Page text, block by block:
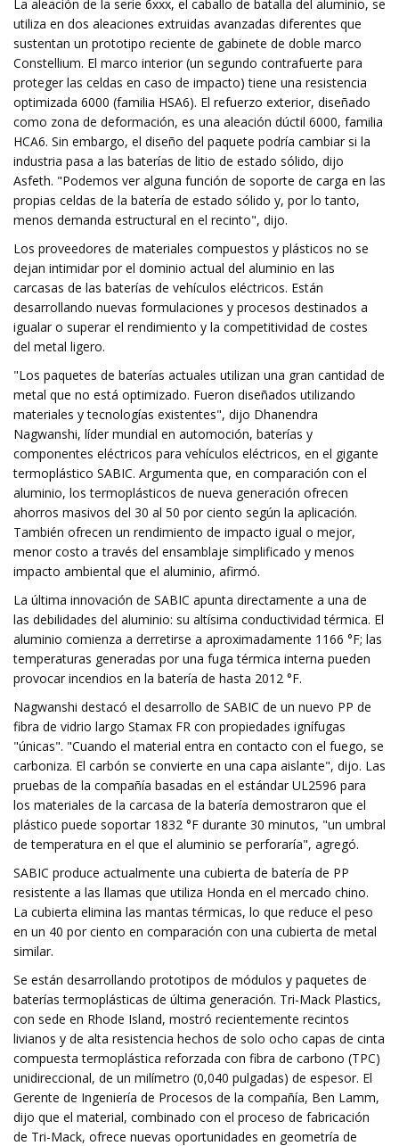
La aleación de la serie 6xxx, el caballo de batalla del aluminio, se
utiliza en dos aleaciones extruidas avanzadas diferentes que
sustentan un prototipo reciente de gabinete de doble marco
Constellium. El marco interior (un segundo contrafuerte para
proteger las celdas en caso de impacto) tiene una resistencia
optimizada 6000 (familia HSA6). El refuerzo exterior, diseñado
como zona de deformación, es una aleación dúctil 6000, familia
HCA6. Sin embargo, el diseño del paquete podría cambiar si la
industria pasa a las baterías de litio de estado sólido, dijo
Asfeth. "Podemos ver alguna función de soporte de carga en las
propias celdas de la batería de estado sólido y, por lo tanto,
menos demanda estructural en el recinto", dijo.
Los proveedores de materiales compuestos y plásticos no se
dejan intimidar por el dominio actual del aluminio en las
carcasas de las baterías de vehículos eléctricos. Están
desarrollando nuevas formulaciones y procesos destinados a
igualar o superar el rendimiento y la competitividad de costes
del metal ligero.
"Los paquetes de baterías actuales utilizan una gran cantidad de
metal que no está optimizado. Fueron diseñados utilizando
materiales y tecnologías existentes", dijo Dhanendra
Nagwanshi, líder mundial en automoción, baterías y
componentes eléctricos para vehículos eléctricos, en el gigante
termoplástico SABIC. Argumenta que, en comparación con el
aluminio, los termoplásticos de nueva generación ofrecen
ahorros masivos del 30 al 50 por ciento según la aplicación.
También ofrecen un rendimiento de impacto igual o mejor,
menor costo a través del ensamblaje simplificado y menos
impacto ambiental que el aluminio, afirmó.
La última innovación de SABIC apunta directamente a una de
las debilidades del aluminio: su altísima conductividad térmica. El
aluminio comienza a derretirse a aproximadamente 1166 °F; las
temperaturas generadas por una fuga térmica interna pueden
provocar incendios en la batería de hasta 2012 °F.
Nagwanshi destacó el desarrollo de SABIC de un nuevo PP de
fibra de vidrio largo Stamax FR con propiedades ignífugas
"únicas". "Cuando el material entra en contacto con el fuego, se
carboniza. El carbón se convierte en una capa aislante", dijo. Las
pruebas de la compañía basadas en el estándar UL2596 para
los materiales de la carcasa de la batería demostraron que el
plástico puede soportar 1832 °F durante 30 minutos, "un umbral
de temperatura en el que el aluminio se perforaría", agregó.
SABIC produce actualmente una cubierta de batería de PP
resistente a las llamas que utiliza Honda en el mercado chino.
La cubierta elimina las mantas térmicas, lo que reduce el peso
en un 40 por ciento en comparación con una cubierta de metal
similar.
Se están desarrollando prototipos de módulos y paquetes de
baterías termoplásticas de última generación. Tri-Mack Plastics,
con sede en Rhode Island, mostró recientemente recintos
livianos y de alta resistencia hechos de solo ocho capas de cinta
compuesta termoplástica reforzada con fibra de carbono (TPC)
unidireccional, de un milímetro (0,040 pulgadas) de espesor. El
Gerente de Ingeniería de Procesos de la compañía, Ben Lamm,
dijo que el material, combinado con el proceso de fabricación
de Tri-Mack, ofrece nuevas oportunidades en geometría de